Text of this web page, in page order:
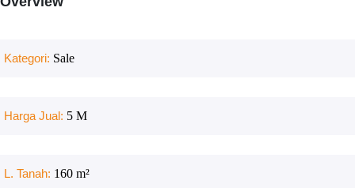
Kategori: Sale
Harga Jual: 5 M
L. Tanah: 160 m²